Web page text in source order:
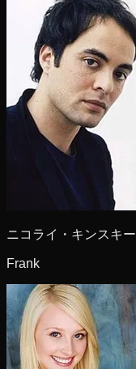
ニコライ・キンスキー
Frank